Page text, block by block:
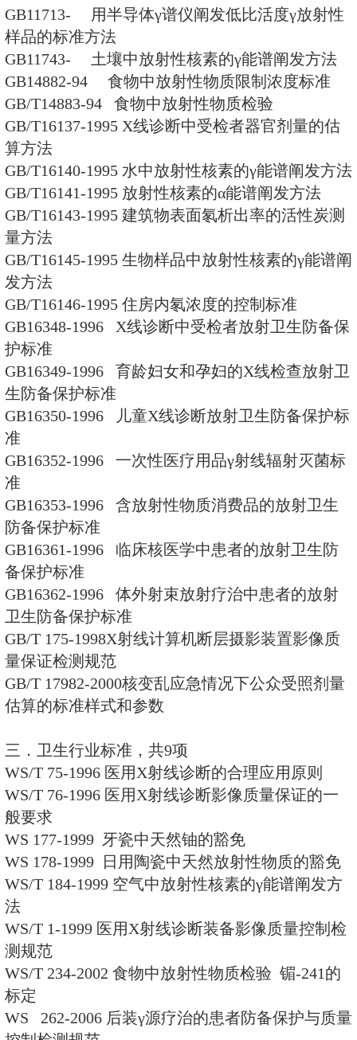
准
GBZ 176-2006 医用诊断X射线小
质料想到用品标准
GBZ 177-2006 便携式X射线检查
备保护标准
GBZ 178-2006 能力低下γ射线粒子
射卫生防备保护与质量控制检测规
GBZ 179-2006 医疗映射放射防备
GBZ/T180-2006 医用X射线CT机房
范
GBZ/T181-2006 建设项目生业病
护评价报告体例规范
GBZ/T182-2006 室内氡及其蜕变
范
GBZ/T183-2006 电离辐射与防备
位
GBZ/T184-2006 医用诊断X射线防
准
GBZ 186-2007 乳房内腺体X射线
测规范
GBZ 187-2007 计算机X射线摄影（
检测规范
分：体格参数；
BZ/T200.2-2007 辐射防备保护用
首要社团器官质量；
BZ/T 201.1-2007 放射疗治机房的
部分：一般原则；
BZ/T 202-2007 用于中子外映射放
量转换系数
GBZ 207-2008 外映射小我私人剂
规范